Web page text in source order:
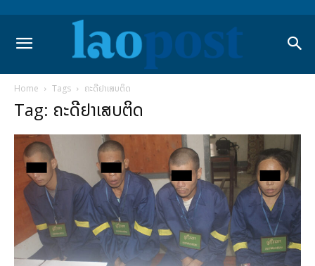
Home Tags ຄະດີຢາເສບຕິດ
Tag: ຄະດີຢາເສບຕິດ